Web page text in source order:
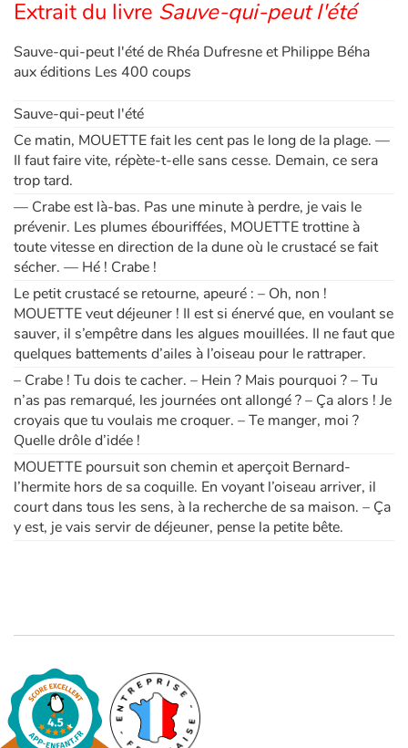
Extrait du livre Sauve-qui-peut l'été
Sauve-qui-peut l'été de Rhéa Dufresne et Philippe Béha
aux éditions Les 400 coups
Sauve-qui-peut l'été
Ce matin, MOUETTE fait les cent pas le long de la plage. —
Il faut faire vite, répète-t-elle sans cesse. Demain, ce sera
trop tard.
— Crabe est là-bas. Pas une minute à perdre, je vais le
prévenir. Les plumes ébouriffées, MOUETTE trottine à
toute vitesse en direction de la dune où le crustacé se fait
sécher. — Hé ! Crabe !
Le petit crustacé se retourne, apeuré : – Oh, non !
MOUETTE veut déjeuner ! Il est si énervé que, en voulant se
sauver, il s’empêtre dans les algues mouillées. Il ne faut que
quelques battements d’ailes à l’oiseau pour le rattraper.
– Crabe ! Tu dois te cacher. – Hein ? Mais pourquoi ? – Tu
n’as pas remarqué, les journées ont allongé ? – Ça alors ! Je
croyais que tu voulais me croquer. – Te manger, moi ?
Quelle drôle d’idée !
MOUETTE poursuit son chemin et aperçoit Bernard-
l’hermite hors de sa coquille. En voyant l’oiseau arriver, il
court dans tous les sens, à la recherche de sa maison. – Ça
y est, je vais servir de déjeuner, pense la petite bête.